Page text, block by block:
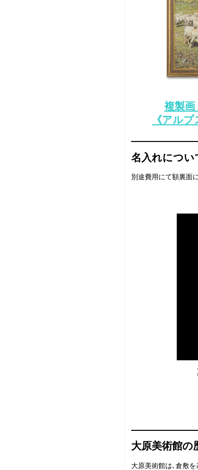
複製
《アル
名入れについ
別途費用にて額裏面
大原美術館の
大原美術館は､倉敷